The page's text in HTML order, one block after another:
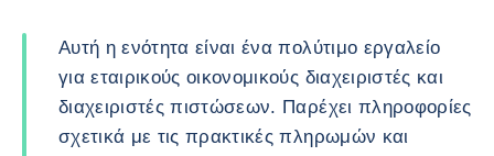
Αυτή η ενότητα είναι ένα πολύτιμο εργαλείο
για εταιρικούς οικονομικούς διαχειριστές και
διαχειριστές πιστώσεων. Παρέχει πληροφορίες
σχετικά με τις πρακτικές πληρωμών και